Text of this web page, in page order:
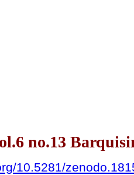
no.13
10.5281/